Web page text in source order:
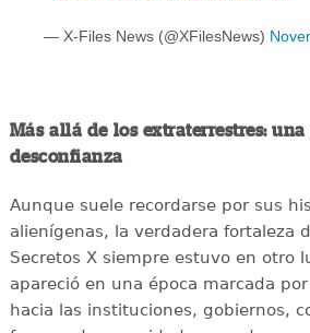
— X-Files News (@XFilesNews)
Más allá de los extraterrestres: una
desconfianza
Aunque suele recordarse por sus
alienígenas, la verdadera fortaleza
Secretos X siempre estuvo en otro
apareció en una época marcada
hacia las instituciones, gobiernos,